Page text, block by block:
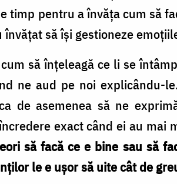
timp pentru a învăța cum să
învățat să își gestioneze
să înțeleagă ce li se
ne aud pe noi explicându-
de asemenea să ne
exact când ei au mai
să facă ce e bine sau să
le e ușor să uite cât de